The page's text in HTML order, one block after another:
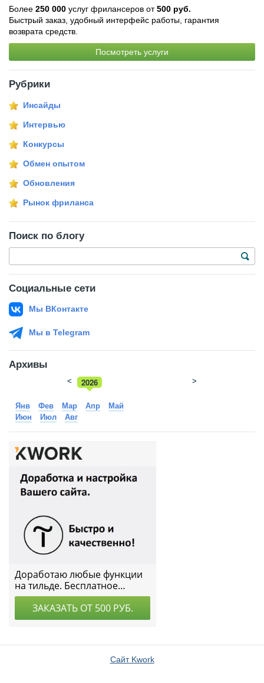
Более 250 000 услуг фрилансеров от500 руб.
Быстрый заказ, удобный интерфейс работы, гарантия
возврата средств.
Посмотреть услуги
Рубрики
Инсайды
Интервью
Конкурсы
Обмен опытом
Обновления
Рынок фриланса
Поиск по блогу
Социальные сети
Мы ВКонтакте
Мы в Telegram
Архивы
2026
2025
< >
Янв Фев Мар Апр
Май
Июн
Июл Авг
Сайт Kwork